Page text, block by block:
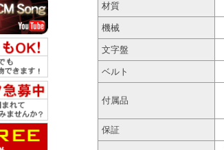
材質
機械
文字盤
ベルト
付属品
保証